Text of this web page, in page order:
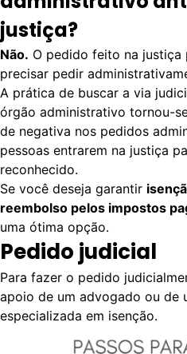
justiça?
Não. O pedido feito na justiça
precisar pedir
A prática de buscar a via
órgão administrativo tornou-
de negativa nos pedidos
pessoas entrarem na justiça
reconhecido.
Se você deseja garantir
reembolso pelos impostos
uma ótima opção.
Pedido judicial
Para fazer o pedido
apoio de um advogado ou de
especializada em isenção.